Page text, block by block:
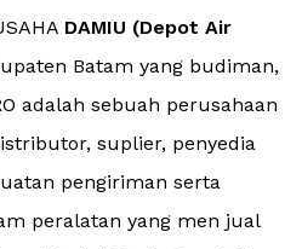
DAMIU (Depot Air
Batam yang budiman,
adalah sebuah perusahaan
suplier, penyedia
pengiriman serta
peralatan yang men jual